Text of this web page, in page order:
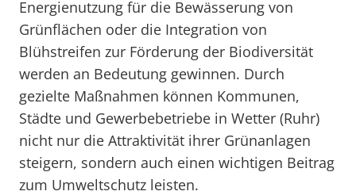
Energienutzung für die Bewässerung von
Grünflächen oder die Integration von
Blühstreifen zur Förderung der Biodiversität
werden an Bedeutung gewinnen. Durch
gezielte Maßnahmen können Kommunen,
Städte und Gewerbebetriebe in Wetter (Ruhr)
nicht nur die Attraktivität ihrer Grünanlagen
steigern, sondern auch einen wichtigen Beitrag
zum Umweltschutz leisten.